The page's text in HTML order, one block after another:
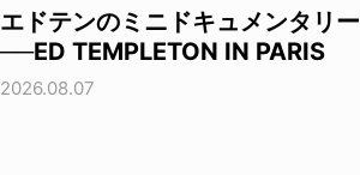
エドテンのミニドキュメンタリー
──ED TEMPLETON IN PARIS
2026.08.07